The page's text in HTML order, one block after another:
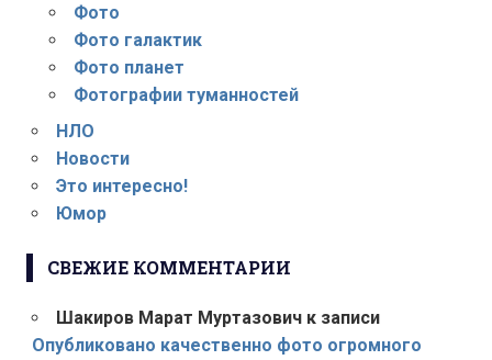
Фото
Фото галактик
Фото планет
Фотографии туманностей
НЛО
Новости
Это интересно!
Юмор
СВЕЖИЕ КОММЕНТАРИИ
Шакиров Марат Муртазовичк записи
Опубликовано качественно фото огромного